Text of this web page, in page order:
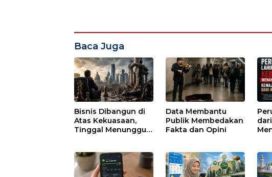
Baca Juga
Bisnis Dibangun di
Atas Kekuasaan,
Tinggal Menunggu
Data Membantu
Publik Membedakan
Fakta dan Opini